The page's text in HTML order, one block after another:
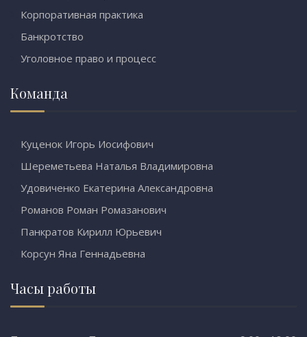
Корпоративная практика
Банкротство
Уголовное право и процесс
Команда
Куценок Игорь Иосифович
Шереметьева Наталья Владимировна
Удовиченко Екатерина Александровна
Романов Роман Ромазанович
Панкратов Кирилл Юрьевич
Корсун Яна Геннадьевна
Часы работы